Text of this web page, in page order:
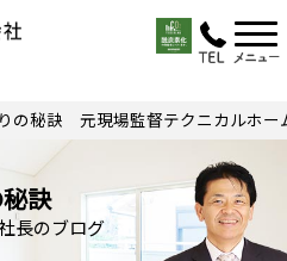
の秘訣 元現場監督テクニカルホー
訣
長のブログ